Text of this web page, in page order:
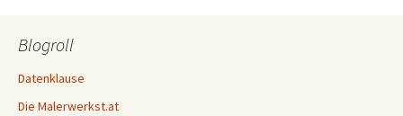
Blogroll
Datenklause
Die Malerwerkst.at